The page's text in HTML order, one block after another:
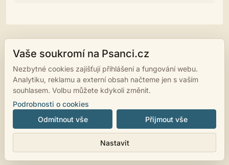
© 2007 - 2026psanci.cz • Nastavení cookies•Facebook
byLUKiO
Vaše soukromí na Psanci.cz
Nezbytné cookies zajišťují přihlášení a fungování webu.
Analytiku, reklamu a externí obsah načteme jen s vaším
souhlasem. Volbu můžete kdykoli změnit.
Podrobnosti o cookies
Odmítnout vše
Nastavit
Přijmout vše